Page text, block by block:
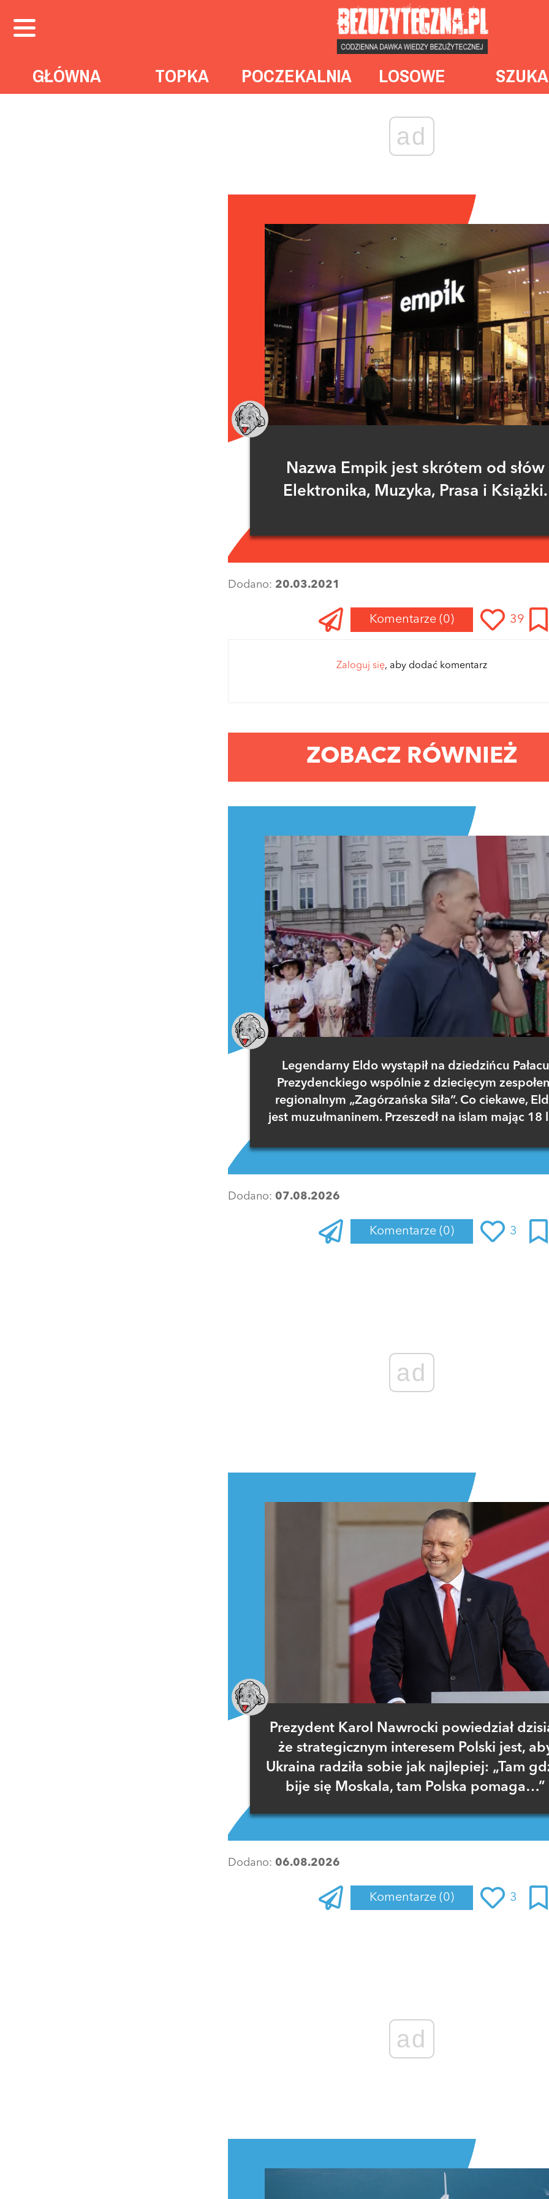
GŁÓWNA TOPKA POCZEKALNIA LOSOWE
ad
Nazwa Empik jest skrótem od słów
Elektronika, Muzyka, Prasa i Książki.
Dodano: 20.03.2021
Komentarze (0) 39
Zaloguj się, aby dodać komentarz
ZOBACZ RÓWNIEŻ
Legendarny Eldo wystąpił na dziedzińcu Pałacu
Prezydenckiego wspólnie z dziecięcym
regionalnym „Zagórzańska Siła”. Co ciekawe,
jest muzułmaninem. Przeszedł na islam mając 18
Dodano: 07.08.2026
Komentarze (0) 3
ad
Prezydent Karol Nawrocki powiedział
że strategicznym interesem Polski jest,
Ukraina radziła sobie jak najlepiej: „Tam
bije się Moskala, tam Polska pomaga…”
Dodano: 06.08.2026
Komentarze (0) 3
ad